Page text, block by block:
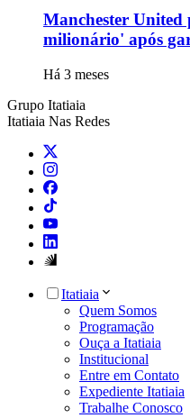
Manchester United
milionário' após
Há 3 meses
Grupo Itatiaia
Itatiaia Nas Redes
Itatiaia
Quem Somos
Programação
Ouça a Itatiaia
Institucional
Entre em Contato
Expediente Itatiaia
Trabalhe Conosco